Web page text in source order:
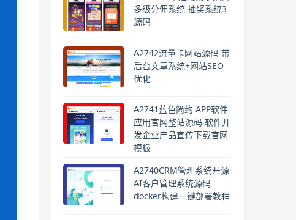
多级分佣系统 抽奖系统3
源码
A2742流量卡网站源码 带
后台文章系统+网站SEO
优化
A2741蓝色简约 APP软件
应用官网整站源码 软件开
发企业产品宣传下载官网
模板
A2740CRM管理系统开源
AI客户管理系统源码
docker构建一键部署教程